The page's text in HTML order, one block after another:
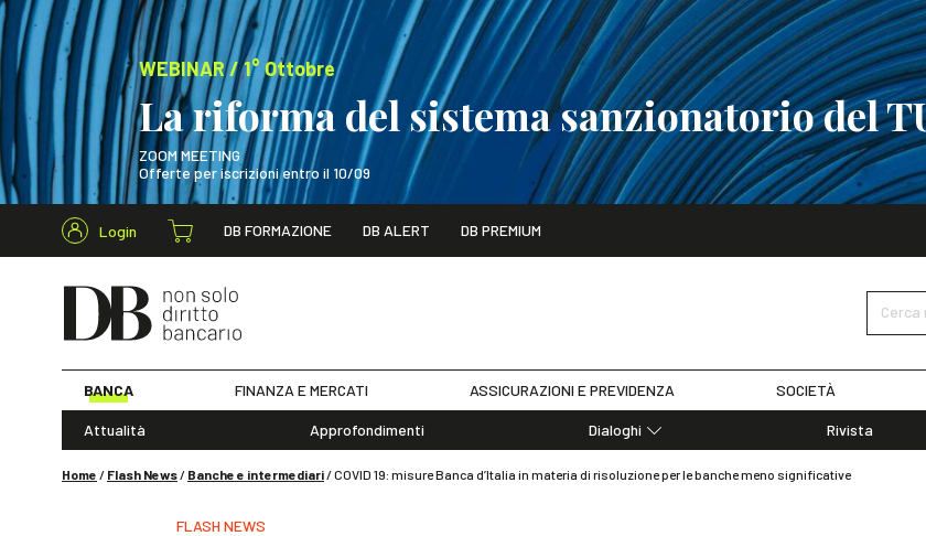
WEBINAR / 1° Ottobre
La riforma del sistema sanzionatorio del
ZOOM MEETING
Offerte per iscrizioni entro il 10/09
WEBINAR / 1° Ottobre
Login DB FORMAZIONE DB ALERT DB PREMIUM
Cerca
BANCA FINANZA E MERCATI ASSICURAZIONI E PREVIDENZA SOCIETÀ
Attualità Approfondimenti
Dialoghi
Rivista
Home / Flash News/ Banche e intermediari/COVID 19: misure Banca d’Italia in materia di risoluzione per le banche meno significative
FLASH NEWS